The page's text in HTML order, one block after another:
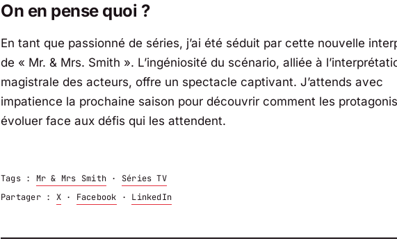
On en pense quoi ?
En tant que passionné de séries, j’ai été séduit par cette nouvelle
de « Mr. & Mrs. Smith ». L’ingéniosité du scénario, alliée à
magistrale des acteurs, offre un spectacle captivant. J’attends avec
impatience la prochaine saison pour découvrir comment les
évoluer face aux défis qui les attendent.
Tags : Mr & Mrs Smith · Séries TV
Partager : X· Facebook · LinkedIn